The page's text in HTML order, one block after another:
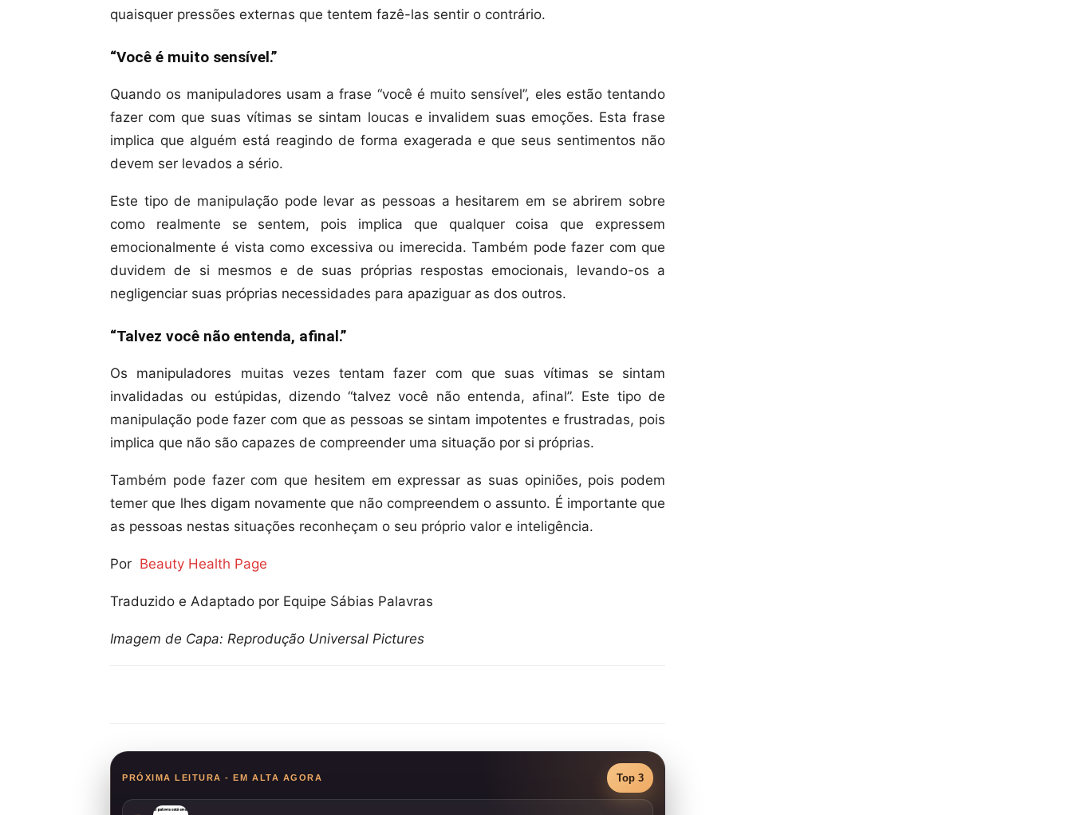
quaisquer pressões externas que tentem fazê-las sentir o contrário.
“Você é muito sensível.”
Quando os manipuladores usam a frase “você é muito sensível”, eles estão tentando
fazer com que suas vítimas se sintam loucas e invalidem suas emoções. Esta frase
implica que alguém está reagindo de forma exagerada e que seus sentimentos não
devem ser levados a sério.
Este tipo de manipulação pode levar as pessoas a hesitarem em se abrirem sobre
como realmente se sentem, pois implica que qualquer coisa que expressem
emocionalmente é vista como excessiva ou imerecida. Também pode fazer com que
duvidem de si mesmos e de suas próprias respostas emocionais, levando-os a
negligenciar suas próprias necessidades para apaziguar as dos outros.
“Talvez você não entenda, afinal.”
Os manipuladores muitas vezes tentam fazer com que suas vítimas se sintam
invalidadas ou estúpidas, dizendo “talvez você não entenda, afinal”. Este tipo de
manipulação pode fazer com que as pessoas se sintam impotentes e frustradas, pois
implica que não são capazes de compreender uma situação por si próprias.
Também pode fazer com que hesitem em expressar as suas opiniões, pois podem
temer que lhes digam novamente que não compreendem o assunto. É importante que
as pessoas nestas situações reconheçam o seu próprio valor e inteligência.
Por Beauty Health Page
Traduzido e Adaptado por Equipe Sábias Palavras
Imagem de Capa: Reprodução Universal Pictures
PRÓXIMA LEITURA - EM ALTA AGORA Top 3